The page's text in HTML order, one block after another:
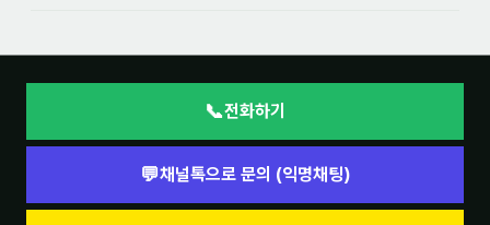
📞전화하기
💬채널톡으로 문의 (익명채팅)